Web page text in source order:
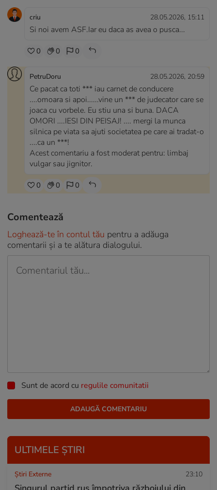
criu 28.05.2026, 15:11
Si noi avem ASF.Iar eu daca as avea o pusca...
0 0 0
PetruDoru 28.05.2026, 20:59
Ce pacat ca toti *** iau carnet de conducere
....omoara si apoi......vine un *** de judecator care se
joaca cu vorbele. Eu stiu una si buna. DACA
OMORI ....IESI DIN PEISAJ! .... mergi la munca
silnica pe viata sa ajuti societatea pe care ai tradat-o
....ca un ***!
Acest comentariu a fost moderat pentru: limbaj
vulgar sau jignitor.
0 0 0
Comentează
Loghează-te în contul tău pentru a adăuga
comentarii și a te alătura dialogului.
Sunt de acord cu regulile comunitatii
ULTIMELE ȘTIRI
Știri Externe 23:10